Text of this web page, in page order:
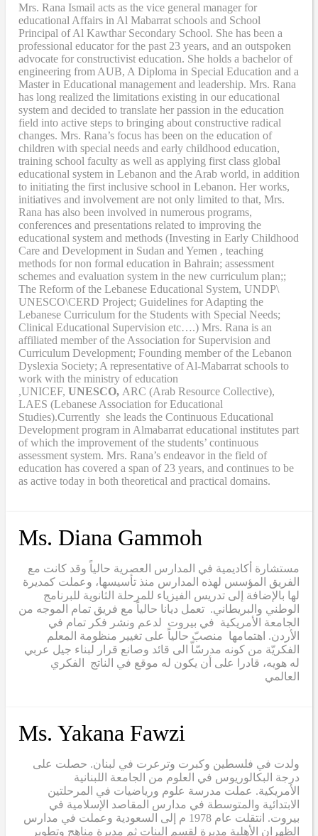
Mrs. Rana Ismail acts as the vice general manager for
educational Affairs in Al Mabarrat schools and School
Principal of Al Kawthar Secondary School. She has been a
professional educator for the past 23 years, and an outspoken
advocate for constructivist education. She holds a bachelor of
engineering from AUB, A Diploma in Special Education and a
Master in Educational management and leadership. Mrs. Rana
has long realized the limitations existing in our educational
system and decided to translate her passion in the education
field into active steps to bringing about constructive radical
changes. Mrs. Rana’s focus has been on the education of
children with special needs and early childhood education,
training school faculty as well as applying first class global
educational system in Lebanon and the Arab world, in addition
to initiating the first inclusive school in Lebanon. Her works,
initiatives and involvement are not only limited to that, Mrs.
Rana has also been involved in numerous programs,
conferences and presentations related to improving the
educational system and methods (Investing in Early Childhood
Care and Development in Sudan and Yemen , teaching
methods for non formal education in Bahrain; assessment
schemes and evaluation system in the new curriculum plan;;
The Reform of the Lebanese Educational System, UNDP\
UNESCO\CERD Project; Guidelines for Adapting the
Lebanese Curriculum for the Students with Special Needs;
Clinical Educational Supervision etc….) Mrs. Rana is an
affiliated member of the Association for Supervision and
Curriculum Development; Founding member of the Lebanon
Dyslexia Society; A representative of Al-Mabarrat schools to
work with the ministry of education
,UNICEF, UNESCO, ARC (Arab Resource Collective),
LAES (Lebanese Association for Educational
Studies).Currently she leads the Continuous Educational
Development program in Almabarrat educational institutes part
of which the improvement of the students’ continuous
assessment system. Mrs. Rana’s endeavor in the field of
education has covered a span of 23 years, and continues to be
as active today in both theoretical and practical domains.
Ms. Diana Gammoh
مستشارة أكاديمية في المدارس العصرية حالياً وقد كانت مع
الفريق المؤسس لهذه المدارس منذ تأسيسها، وعملت كمديرة
لها بالإضافة إلى تدريس الفيزياء للمرحلة الثانوية للبرنامج
الوطني والبريطاني. تعمل ديانا حالياً مع فريق تمام الموجه من
الجامعة الأمريكية في بيروت لدعم ونشر فكر تمام في
الأردن. اهتمامها منصبّ حالياً على تغيير منظومة المعلم
الفكريّة من كونه مدرسّاّ الى قائد وصانع قرار لبناء جيل عربي
له هويه، قادرا على أن يكون له موقع في الناتج الفكري
العالمي
Ms. Yakana Fawzi
ولدت في فلسطين وكبرت وترعرت في لبنان. حصلت على
درجة البكالوريوس في العلوم من الجامعة اللبنانية
الأمريكية. عملت مدرسة علوم ورياضيات في المرحلتين
الابتدائية والمتوسطة في مدارس المقاصد الإسلامية في
بيروت. انتقلت عام 1978 م إلى السعودية وعملت في مدارس
الظهران الأهلية مديرة لقسم البنات ثم مديرة مناهج وتطوير